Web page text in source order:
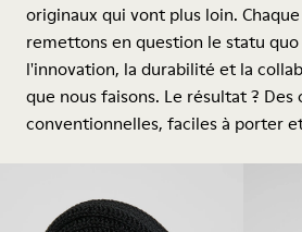
originaux qui vont plus loin.
remettons en question le statu
l'innovation, la durabilité et la
que nous faisons. Le résultat ? Des
conventionnelles, faciles à porter